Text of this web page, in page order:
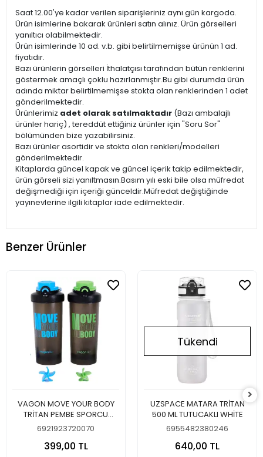
Saat 12.00'ye kadar verilen siparişleriniz aynı gün kargoda.
Ürün isimlerine bakarak ürünleri satın alınız. Ürün görselleri
yanıltıcı olabilmektedir.
Ürün isimlerinde 10 ad. v.b. gibi belirtilmemişse ürünün 1 ad.
fiyatıdır.
Bazı ürünlerin görselleri İthalatçısı tarafından bütün renklerini
göstermek amaçlı çoklu hazırlanmıştır.Bu gibi durumda ürün
adında miktar belirtilmemişse stokta olan renklerinden 1 adet
gönderilmektedir.
Ürünlerimiz adet olarak satılmaktadır (Bazı ambalajlı
ürünler hariç) , tereddüt ettiğiniz ürünler için "Soru Sor"
bölümünden bize yazabilirsiniz.
Bazı ürünler asortidir ve stokta olan renkleri/modelleri
gönderilmektedir.
Kitaplarda güncel kapak ve güncel içerik takip edilmektedir,
ürün görseli sizi yanıltmasın.Basım yılı eski bile olsa müfredat
değişmediği için içeriği günceldir.Müfredat değiştiğinde
yayınevlerine ilgili kitaplar iade edilmektedir.
Benzer Ürünler
VAGON MOVE YOUR BODY
TRİTAN PEMBE SPORCU
SULUĞU
6921923720070
399,00 TL
Tükendi
UZSPACE MATARA TRİTAN
500 ML TUTUCAKLI WHİTE
6955482380246
640,00 TL